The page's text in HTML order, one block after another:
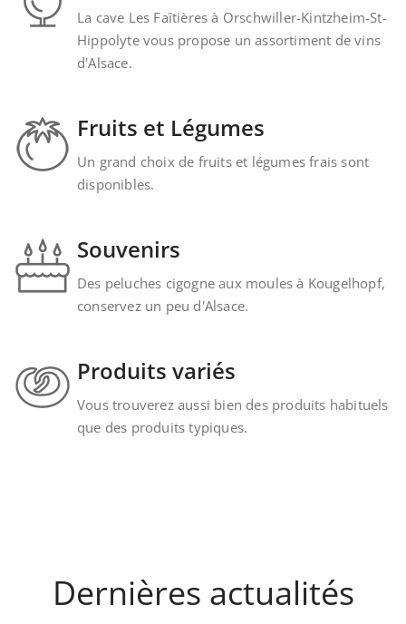
La cave Les Faîtières à Orschwiller-Kintzheim-St-
Hippolyte vous propose un assortiment de vins
d'Alsace.
Fruits et Légumes
Un grand choix de fruits et légumes frais sont
disponibles.
Souvenirs
Des peluches cigogne aux moules à Kougelhopf,
conservez un peu d'Alsace.
Produits variés
Vous trouverez aussi bien des produits habituels
que des produits typiques.
Dernières actualités